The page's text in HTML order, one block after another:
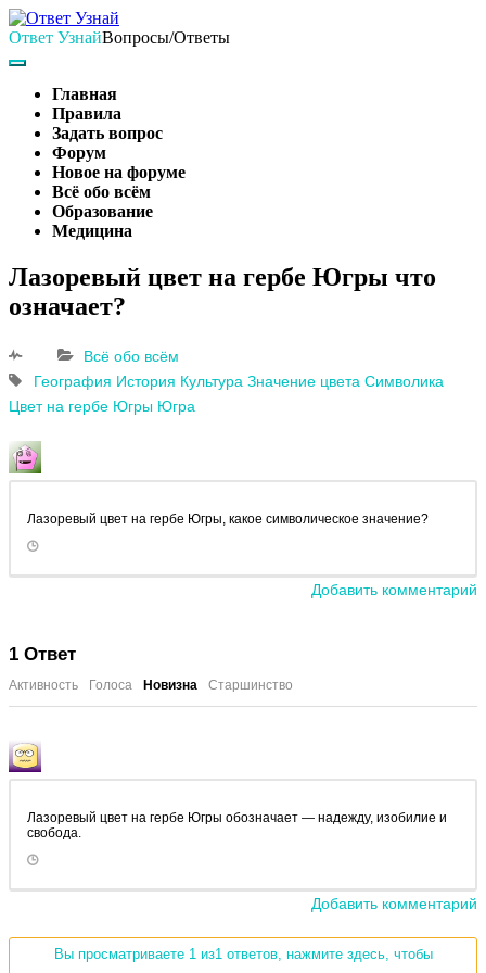
Skip
to
content
Ответ УзнайВопросы/Ответы
Search
Main
Navigation
Главная
Правила
Задать вопрос
Форум
Новое на форуме
Всё обо всём
Образование
Медицина
Search
Лазоревый цвет на гербе Югры что
означает?
Всё обо всём
География История Культура Значение цвета Символика
Цвет на гербе Югры Югра
Лазоревый цвет на гербе Югры, какое символическое значение?
Добавить комментарий
1 Ответ
Активность Голоса Новизна Старшинство
Лазоревый цвет на гербе Югры обозначает — надежду, изобилие и
свобода.
Добавить комментарий
Вы просматриваете 1 из1 ответов, нажмите здесь, чтобы